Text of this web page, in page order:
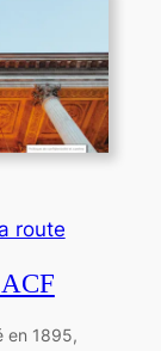
route
en 1895,